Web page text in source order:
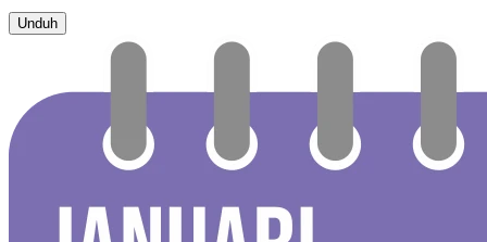
Unduh